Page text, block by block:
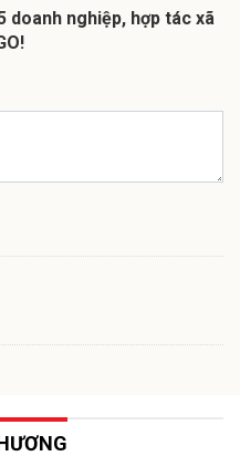
doanh nghiệp, hợp tác xã